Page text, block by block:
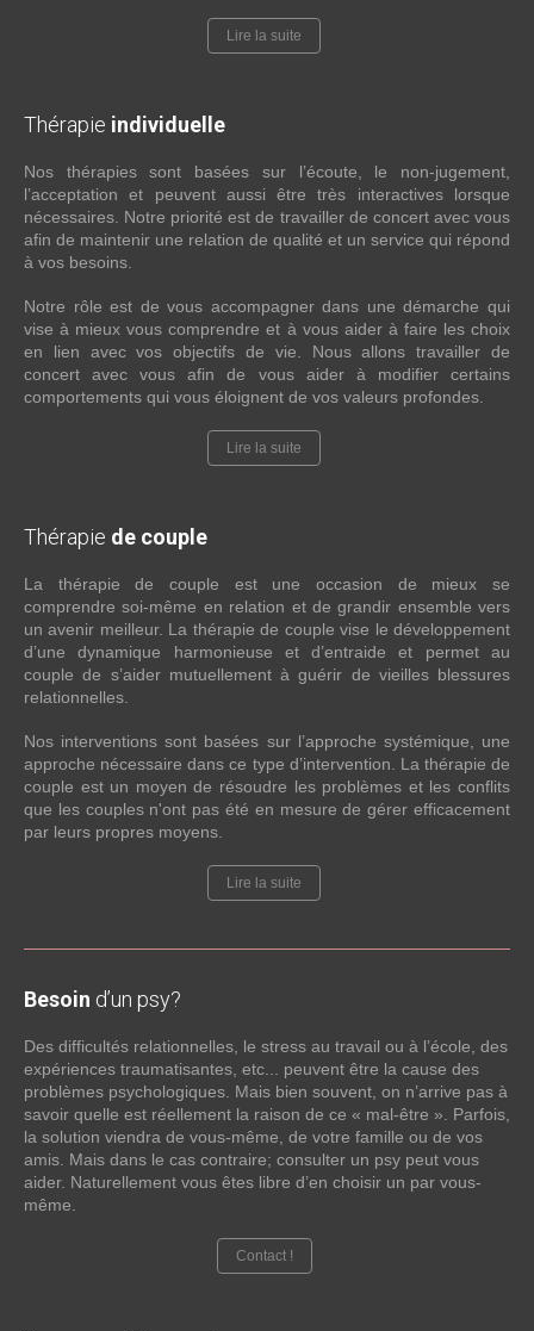
Lire la suite
Thérapie individuelle
Nos thérapies sont basées sur l’écoute, le non-jugement,
l’acceptation et peuvent aussi être très interactives lorsque
nécessaires. Notre priorité est de travailler de concert avec vous
afin de maintenir une relation de qualité et un service qui répond
à vos besoins.
Notre rôle est de vous accompagner dans une démarche qui
vise à mieux vous comprendre et à vous aider à faire les choix
en lien avec vos objectifs de vie. Nous allons travailler de
concert avec vous afin de vous aider à modifier certains
comportements qui vous éloignent de vos valeurs profondes.
Lire la suite
Thérapie de couple
La thérapie de couple est une occasion de mieux se
comprendre soi-même en relation et de grandir ensemble vers
un avenir meilleur. La thérapie de couple vise le développement
d’une dynamique harmonieuse et d’entraide et permet au
couple de s’aider mutuellement à guérir de vieilles blessures
relationnelles.
Nos interventions sont basées sur l’approche systémique, une
approche nécessaire dans ce type d’intervention. La thérapie de
couple est un moyen de résoudre les problèmes et les conflits
que les couples n'ont pas été en mesure de gérer efficacement
par leurs propres moyens.
Lire la suite
Besoin d’un psy?
Des difficultés relationnelles, le stress au travail ou à l’école, des
expériences traumatisantes, etc... peuvent être la cause des
problèmes psychologiques. Mais bien souvent, on n’arrive pas à
savoir quelle est réellement la raison de ce « mal-être ». Parfois,
la solution viendra de vous-même, de votre famille ou de vos
amis. Mais dans le cas contraire; consulter un psy peut vous
aider. Naturellement vous êtes libre d’en choisir un par vous-
même.
Contact !